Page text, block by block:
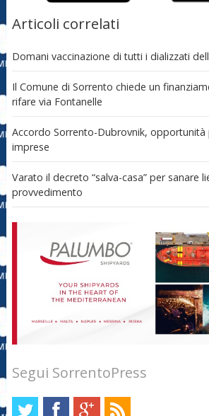
Articoli correlati
Domani vaccinazione di tutti i dializzati
Il Comune di Sorrento chiede un
rifare via Fontanelle
Accordo Sorrento-Dubrovnik, opportunità
imprese
Varato il decreto “salva-casa” per sanare
provvedimento
Segui SorrentoPress